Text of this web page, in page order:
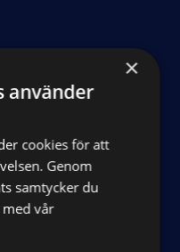
×
använder
cookies för att
Genom
samtycker du
vår